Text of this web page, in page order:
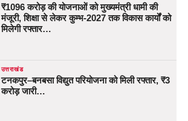
₹1096 करोड़ की योजनाओं को मुख्यमंत्री धामी की
मंजूरी, शिक्षा से लेकर कुम्भ-2027 तक विकास कार्यों को
मिलेगी रफ्तार…
उत्तराखंड
टनकपुर–बनबसा विद्युत परियोजना को मिली रफ्तार, ₹3
करोड़ जारी…